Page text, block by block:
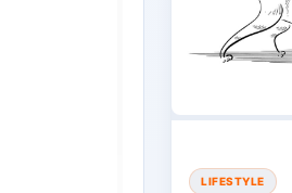
LIFESTYLE